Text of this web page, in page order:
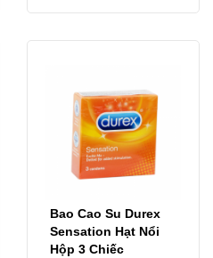
Bao Cao Su Durex
Sensation Hạt Nổi
Hộp 3 Chiếc